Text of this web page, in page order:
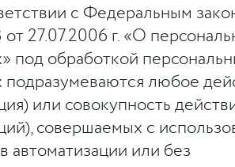
с Федеральным
27.07.2006 г. «О
под обработкой
подразумеваются любое
или совокупность
совершаемых с
автоматизации или без